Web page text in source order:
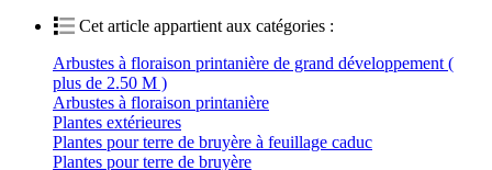
Cet article appartient aux catégories :
Arbustes à floraison printanière de grand développement (
plus de 2.50 M )
Arbustes à floraison printanière
Plantes extérieures
Plantes pour terre de bruyère à feuillage caduc
Plantes pour terre de bruyère